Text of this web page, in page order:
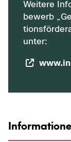
Wei­te­re
be­werb
unter: